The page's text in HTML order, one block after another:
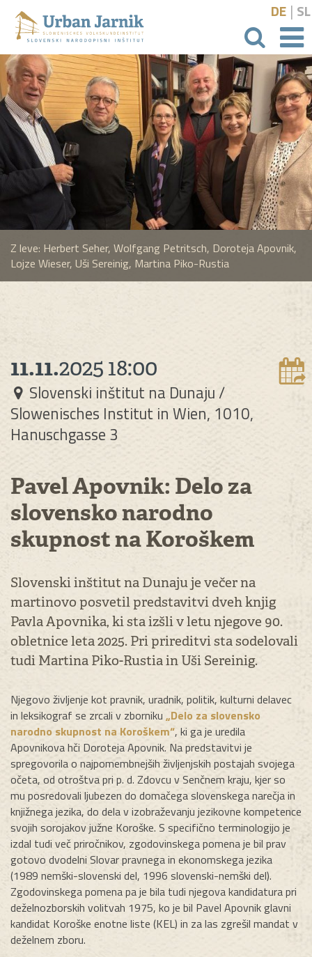
išči
DE | SL
Z leve: Herbert Seher, Wolfgang Petritsch, Doroteja Apovnik,
Lojze Wieser, Uši Sereinig, Martina Piko-Rustia
11.11.202518:00
Slovenski inštitut na Dunaju /
Slowenisches Institut in Wien, 1010,
Hanuschgasse 3
Pavel Apovnik: Delo za
slovensko narodno
skupnost na Koroškem
Slovenski inštitut na Dunaju je večer na
martinovo posvetil predstavitvi dveh knjig
Pavla Apovnika, ki sta izšli v letu njegove 90.
obletnice leta 2025. Pri prireditvi sta sodelovali
tudi Martina Piko-Rustia in Uši Sereinig.
Njegovo življenje kot pravnik, uradnik, politik, kulturni delavec
in leksikograf se zrcali v zborniku „Delo za slovensko
narodno skupnost na Koroškem“, ki ga je uredila
Apovnikova hči Doroteja Apovnik. Na predstavitvi je
spregovorila o najpomembnejših življenjskih postajah svojega
očeta, od otroštva pri p. d. Zdovcu v Senčnem kraju, kjer so
mu posredovali ljubezen do domačega slovenskega narečja in
knjižnega jezika, do dela v izobraževanju jezikovne kompetence
svojih sorojakov južne Koroške. S specifično terminologijo je
izdal tudi več priročnikov, zgodovinskega pomena je bil prav
gotovo dvodelni Slovar pravnega in ekonomskega jezika
(1989 nemški-slovenski del, 1996 slovenski-nemški del).
Zgodovinskega pomena pa je bila tudi njegova kandidatura pri
deželnozborskih volitvah 1975, ko je bil Pavel Apovnik glavni
kandidat Koroške enotne liste (KEL) in za las zgrešil mandat v
deželnem zboru.